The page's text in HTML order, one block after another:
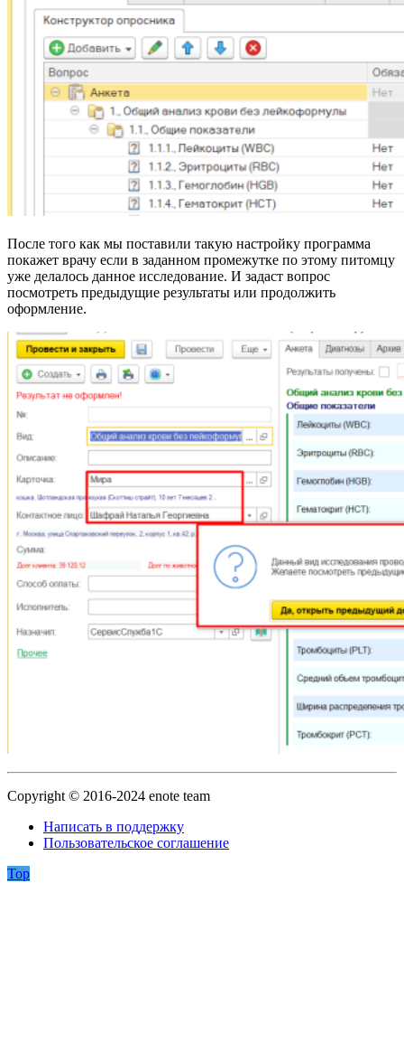
После того как мы поставили такую настройку программа
покажет врачу если в заданном промежутке по этому питомцу
уже делалось данное исследование. И задаст вопрос
посмотреть предыдущие результаты или продолжить
оформление.
Copyright © 2016-2024 enote team
Написать в поддержку
Пользовательское соглашение
Top